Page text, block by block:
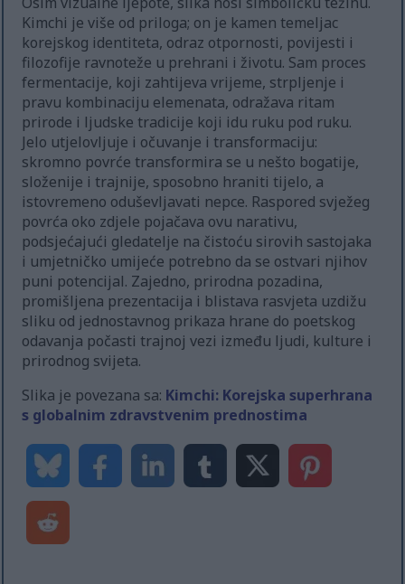
Kimchi je više od priloga; on je kamen temeljac
korejskog identiteta, odraz otpornosti, povijesti i
filozofije ravnoteže u prehrani i životu. Sam proces
fermentacije, koji zahtijeva vrijeme, strpljenje i
pravu kombinaciju elemenata, odražava ritam
prirode i ljudske tradicije koji idu ruku pod ruku.
Jelo utjelovljuje i očuvanje i transformaciju:
skromno povrće transformira se u nešto bogatije,
složenije i trajnije, sposobno hraniti tijelo, a
istovremeno oduševljavati nepce. Raspored svježeg
povrća oko zdjele pojačava ovu narativu,
podsjećajući gledatelje na čistoću sirovih sastojaka
i umjetničko umijeće potrebno da se ostvari njihov
puni potencijal. Zajedno, prirodna pozadina,
promišljena prezentacija i blistava rasvjeta uzdižu
sliku od jednostavnog prikaza hrane do poetskog
odavanja počasti trajnoj vezi između ljudi, kulture i
prirodnog svijeta.
Slika je povezana sa: Kimchi: Korejska superhrana
s globalnim zdravstvenim prednostima